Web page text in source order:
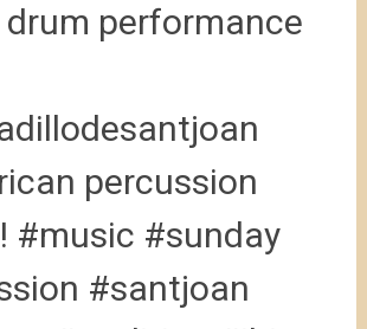
drum performance
percussion
#music #sunday
#santjoan